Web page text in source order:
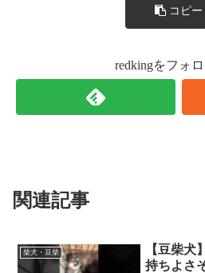
コピー
redkingをフォ
関連記事
柴犬・豆柴
【豆柴犬
持ちよさ